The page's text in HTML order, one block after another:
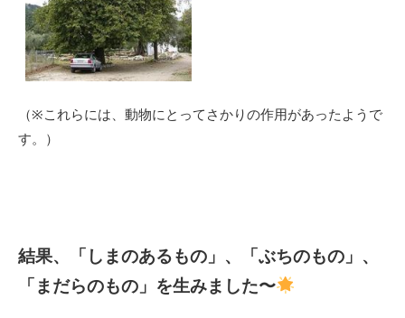
（※これらには、動物にとってさかりの作用があったようで
す。）
結果、「しまのあるもの」、「ぶちのもの」、
「まだらのもの」を生みました〜